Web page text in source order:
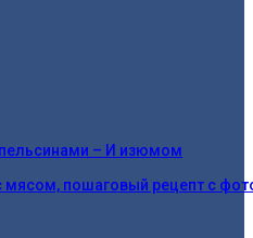
– И изюмом
мясом, пошаговый рецепт с